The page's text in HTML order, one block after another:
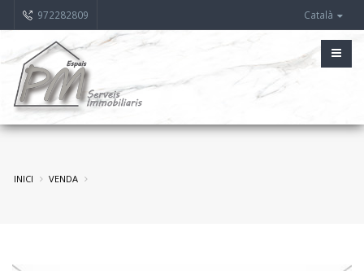
972282809 Català
INICI VENDA